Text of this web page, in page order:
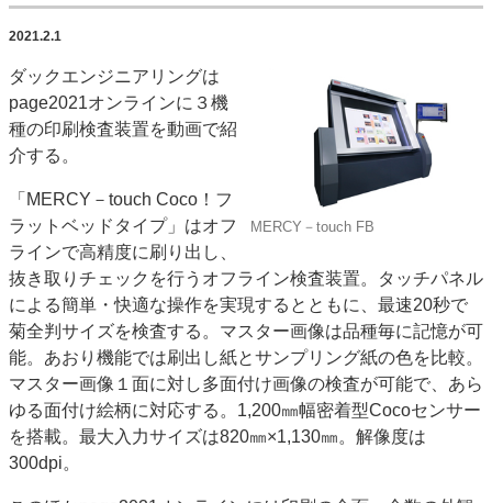
SDGs・地域
ポストプレス ビジネス イベント 信用情報
市場・統計
人事・移転・異動・訃報
特集記事カテゴリー一覧
2022 見える化・MIS特集
特集・デジタル印刷 アイデアで勝負！ ～多様なビジネス・多彩な商材～
中古印刷機・製本機特集
特集・デジタル印刷 ～ 新成長軌道を描く
案内
発刊案内
JFPI印刷用語集 印刷機材年鑑
運営
会社案内
お問い合わせ
2021.2.1
MERCY－touch FB
ダックエンジニアリングは
page2021オンラインに３機
種の印刷検査装置を動画で紹
介する。
「MERCY－touch Coco！フ
ラットベッドタイプ」はオフ
ラインで高精度に刷り出し、
抜き取りチェックを行うオフライン検査装置。タッチパネル
による簡単・快適な操作を実現するとともに、最速20秒で
菊全判サイズを検査する。マスター画像は品種毎に記憶が可
能。あおり機能では刷出し紙とサンプリング紙の色を比較。
マスター画像１面に対し多面付け画像の検査が可能で、あら
ゆる面付け絵柄に対応する。1,200㎜幅密着型Cocoセンサー
を搭載。最大入力サイズは820㎜×1,130㎜。解像度は
300dpi。